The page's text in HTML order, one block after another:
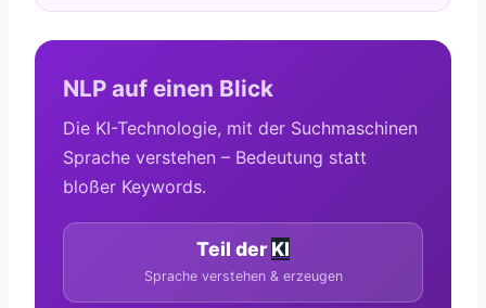
NLP auf einen Blick
Die KI-Technologie, mit der Suchmaschinen
Sprache verstehen – Bedeutung statt
bloßer Keywords.
Teil der KI
Sprache verstehen & erzeugen